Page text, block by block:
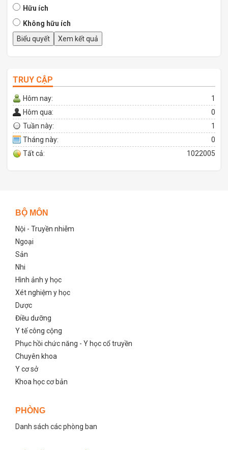
Hữu ích
Không hữu ích
TRUY CẬP
Hôm nay:
1
Hôm qua:
0
Tuần này:
1
Tháng này:
0
Tất cả:
1022005
BỘ MÔN
Nội - Truyền nhiễm
Ngoại
Sản
Nhi
Hình ảnh y học
Xét nghiệm y học
Dược
Điều dưỡng
Y tế công cộng
Phục hồi chức năng - Y học cổ truyền
Chuyên khoa
Y cơ sở
Khoa học cơ bản
PHÒNG
Danh sách các phòng ban